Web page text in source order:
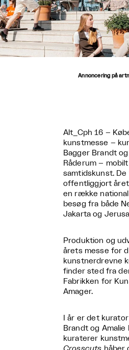
Annoncering på
Alt_Cph 16 –
kunstmesse –
Bagger Brandt
Råderum –
samtidskunst.
offentliggjort
en række
besøg fra både
Jakarta og
Produktion og
årets messe for
kunstnerdrevne
finder sted fra
Fabrikken for
Amager.
I år er det
Brandt og Amalie
kuraterer